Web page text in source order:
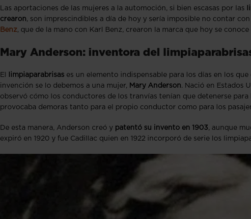
Las aportaciones de las mujeres a la automoción, si bien escasas por las
crearon, son imprescindibles a día de hoy y sería imposible no contar
Benz, que de la mano con Karl Benz, crearon la marca que hoy se conoce
Mary Anderson: inventora del
El limpiaparabrisas es un elemento indispensable para los días en los
invención se lo debemos a una mujer, Mary Anderson. Nació en Estados
observó cómo los conductores de los tranvías tenían que detenerse para
provocaba demoras tanto para el propio conductor como para los
De esta manera, Anderson creó y patentó su invento en 1903, aunque
expiró en 1920 y fue Cadillac quien en 1922 incorporó de serie los